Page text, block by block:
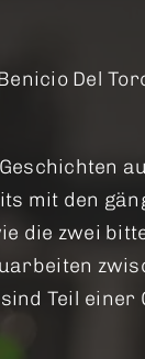
Del
mit den
die zwei
Teil